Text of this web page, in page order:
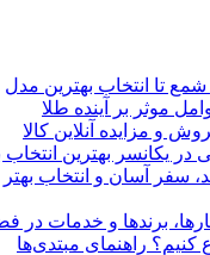
تا انتخاب بهترین مدل
و مزایده آنلاین کالا
در یکانسر بهترین
سفر آسان و انتخاب بهتر
برندها و خدمات در
راهنمای مبتدی‌ها